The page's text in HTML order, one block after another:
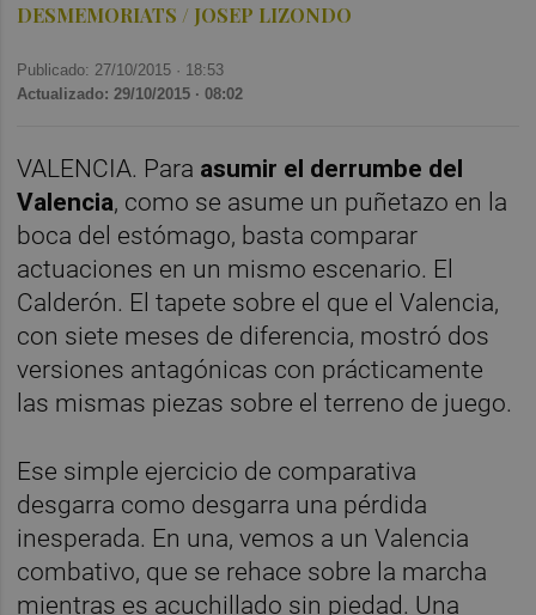
DESMEMORIATS / JOSEP LIZONDO
Publicado: 27/10/2015 · 18:53
Actualizado: 29/10/2015 · 08:02
VALENCIA. Para asumir el derrumbe del
Valencia, como se asume un puñetazo en la
boca del estómago, basta comparar
actuaciones en un mismo escenario. El
Calderón. El tapete sobre el que el Valencia,
con siete meses de diferencia, mostró dos
versiones antagónicas con prácticamente
las mismas piezas sobre el terreno de juego.
Ese simple ejercicio de comparativa
desgarra como desgarra una pérdida
inesperada. En una, vemos a un Valencia
combativo, que se rehace sobre la marcha
mientras es acuchillado sin piedad. Una